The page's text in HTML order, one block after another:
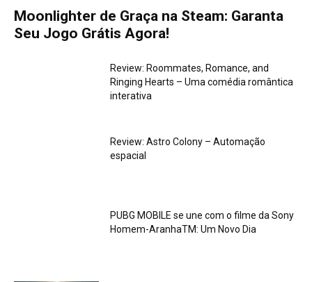
Moonlighter de Graça na Steam: Garanta
Seu Jogo Grátis Agora!
Review: Roommates, Romance, and
Ringing Hearts – Uma comédia romântica
interativa
Review: Astro Colony – Automação
espacial
PUBG MOBILE se une com o filme da Sony
Homem-AranhaTM: Um Novo Dia